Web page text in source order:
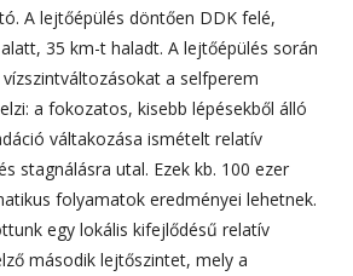
A lejtőépülés döntően DDK felé,
35 km-t haladt. A lejtőépülés során
a selfperem
a fokozatos, kisebb lépésekből álló
váltakozása ismételt relatív
stagnálásra utal. Ezek kb. 100 ezer
folyamatok eredményei lehetnek.
egy lokális kifejlődésű relatív
második lejtőszintet, mely a